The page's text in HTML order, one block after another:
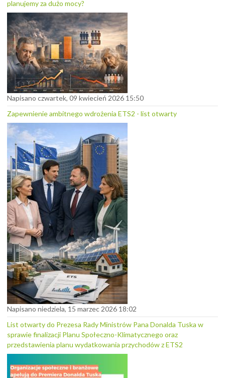
planujemy za dużo mocy?
Napisano czwartek, 09 kwiecień 2026 15:50
Zapewnienie ambitnego wdrożenia ETS2 - list otwarty
Napisano niedziela, 15 marzec 2026 18:02
List otwarty do Prezesa Rady Ministrów Pana Donalda Tuska w
sprawie finalizacji Planu Społeczno-Klimatycznego oraz
przedstawienia planu wydatkowania przychodów z ETS2